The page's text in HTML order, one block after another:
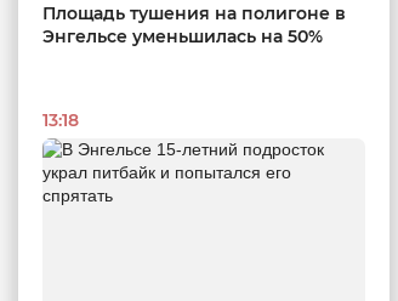
Площадь тушения на полигоне в
Энгельсе уменьшилась на 50%
13:18